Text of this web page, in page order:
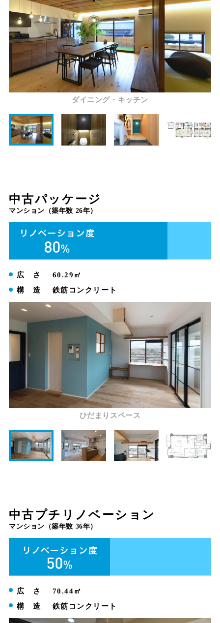
ダイニング・キッチン
中古パッケージ
マンション（築年数 26年）
広 さ
60.29㎡
構 造
鉄筋コンクリート
ひだまりスペース
中古プチリノベーション
マンション（築年数 36年）
広 さ
70.44㎡
構 造
鉄筋コンクリート